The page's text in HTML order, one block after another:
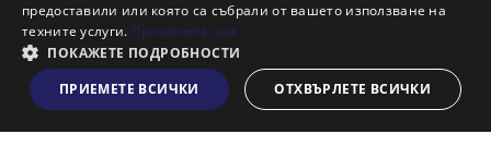
Виж на картата
Кои сме ние?
Франчайз
Блог
Искаш ли да получаваш актуална информация за пазара
на недвижими имоти?
предоставили или която са събрали от вашето използване на
техните услуги. Прочетете още
ПОКАЖЕТЕ ПОДРОБНОСТИ
ПРИЕМЕТЕ ВСИЧКИ
ОТХВЪРЛЕТЕ ВСИЧКИ